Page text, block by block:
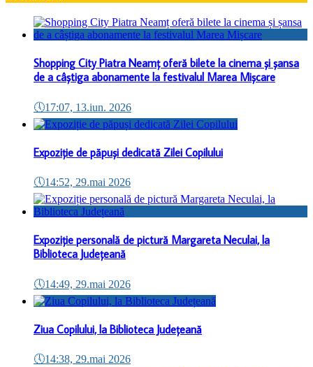
Shopping City Piatra Neamț oferă bilete la cinema și șansa
de a câștiga abonamente la festivalul Marea Mișcare
🕔17:07, 13.iun. 2026
Expoziție de păpuși dedicată Zilei Copilului
🕔14:52, 29.mai 2026
Expoziție personală de pictură Margareta Neculai, la
Biblioteca Județeană
🕔14:49, 29.mai 2026
Ziua Copilului, la Biblioteca Județeană
🕔14:38, 29.mai 2026